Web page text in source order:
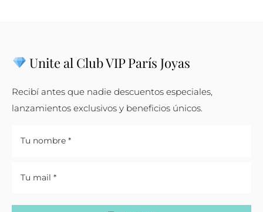
Unite al Club VIP París Joyas
Recibí antes que nadie descuentos especiales,
lanzamientos exclusivos y beneficios únicos.